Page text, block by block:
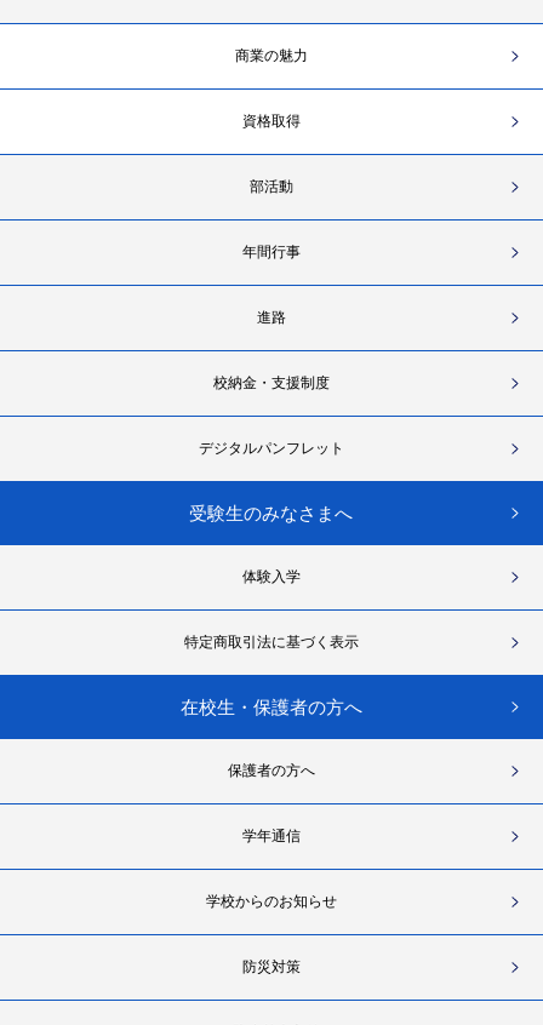
商業の魅力
資格取得
部活動
年間行事
進路
校納金・支援制度
デジタルパンフレット
受験生のみなさまへ
体験入学
特定商取引法に基づく表示
在校生・保護者の方へ
保護者の方へ
学年通信
学校からのお知らせ
防災対策